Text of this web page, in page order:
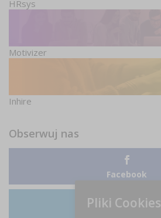
HRsys
Motivizer
Inhire
Obserwuj nas
Facebook
Pliki Cookies